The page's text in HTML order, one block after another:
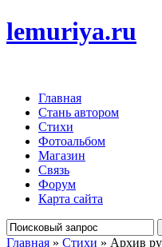
lemuriya.ru
Главная
Стань автором
Стихи
Фотоальбом
Магазин
Связь
Форум
Карта сайта
Главная » Стихи » Архив